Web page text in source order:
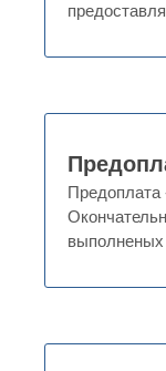
Предоплата
выполненых